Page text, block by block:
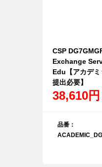
CSP
Exchange
Edu【アカデ
提出必要】
38,610円
品番：